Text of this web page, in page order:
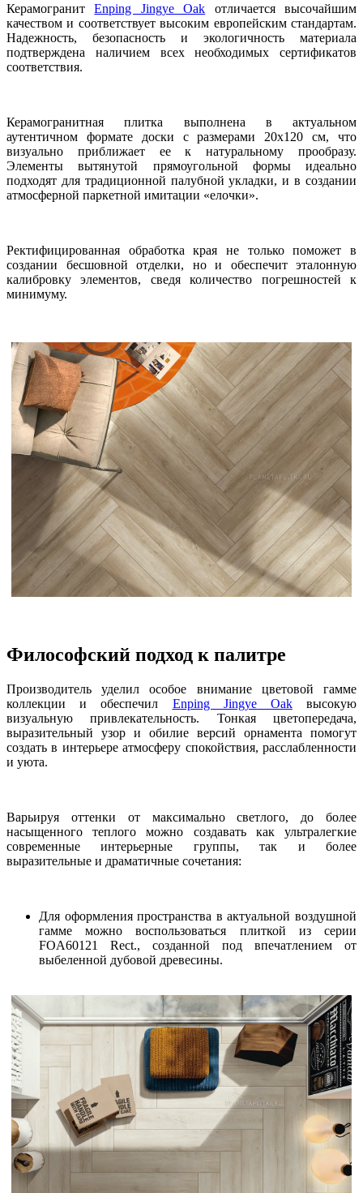
КерамогранитEnping Jingye Oak отличается высочайшим
качеством и соответствует высоким европейским стандартам.
Надежность, безопасность и экологичность материала
подтверждена наличием всех необходимых сертификатов
соответствия.
Керамогранитная плитка выполнена в актуальном
аутентичном формате доски с размерами 20х120 см, что
визуально приближает ее к натуральному прообразу.
Элементы вытянутой прямоугольной формы идеально
подходят для традиционной палубной укладки, и в создании
атмосферной паркетной имитации «елочки».
Ректифицированная обработка края не только поможет в
создании бесшовной отделки, но и обеспечит эталонную
калибровку элементов, сведя количество погрешностей к
минимуму.
Философский подход к палитре
Производитель уделил особое внимание цветовой гамме
коллекции и обеспечил Enping Jingye Oakвысокую
визуальную привлекательность. Тонкая цветопередача,
выразительный узор и обилие версий орнамента помогут
создать в интерьере атмосферу спокойствия, расслабленности
и уюта.
Варьируя оттенки от максимально светлого, до более
насыщенного теплого можно создавать как ультралегкие
современные интерьерные группы, так и более
выразительные и драматичные сочетания:
Для оформления пространства в актуальной воздушной
гамме можно воспользоваться плиткой из серии
FOA60121 Rect., созданной под впечатлением от
выбеленной дубовой древесины.